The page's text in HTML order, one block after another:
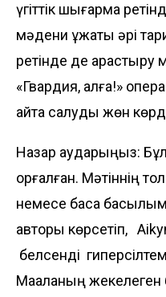
үгіттік шығарма
мәдени құжаты әрі
ретінде де
«Гвардия, алға!»
қайта салуды жөн
Назар аударыңыз: Бұл
қорғалған. Мәтіннің
немесе басқа
авторы көрсетіп,
белсенді
Мақаланың жекелеген